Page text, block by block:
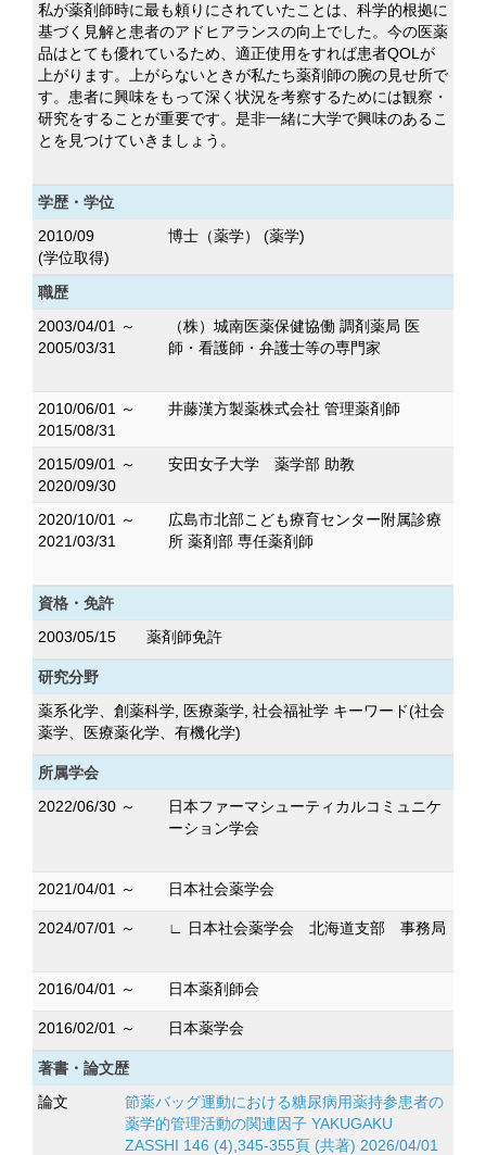
私が薬剤師時に最も頼りにされていたことは、科学的根拠に
基づく見解と患者のアドヒアランスの向上でした。今の医薬
品はとても優れているため、適正使用をすれば患者QOLが
上がります。上がらないときが私たち薬剤師の腕の見せ所で
す。患者に興味をもって深く状況を考察するためには観察・
研究をすることが重要です。是非一緒に大学で興味のあるこ
とを見つけていきましょう。
学歴・学位
2010/09
(学位取得)
博士（薬学） (薬学)
職歴
2003/04/01 ～
2005/03/31
（株）城南医薬保健協働 調剤薬局 医
師・看護師・弁護士等の専門家
2010/06/01 ～
2015/08/31
井藤漢方製薬株式会社 管理薬剤師
2015/09/01 ～
2020/09/30
安田女子大学 薬学部 助教
2020/10/01 ～
2021/03/31
広島市北部こども療育センター附属診療
所 薬剤部 専任薬剤師
資格・免許
2003/05/15
薬剤師免許
研究分野
薬系化学、創薬科学, 医療薬学, 社会福祉学 キーワード(社会
薬学、医療薬化学、有機化学)
所属学会
2022/06/30 ～
日本ファーマシューティカルコミュニケ
ーション学会
2021/04/01 ～ 日本社会薬学会
2024/07/01 ～ ∟ 日本社会薬学会 北海道支部 事務局
2016/04/01 ～ 日本薬剤師会
2016/02/01 ～ 日本薬学会
著書・論文歴
論文
節薬バッグ運動における糖尿病用薬持参患者の
薬学的管理活動の関連因子 YAKUGAKU
ZASSHI 146 (4),345-355頁 (共著) 2026/04/01